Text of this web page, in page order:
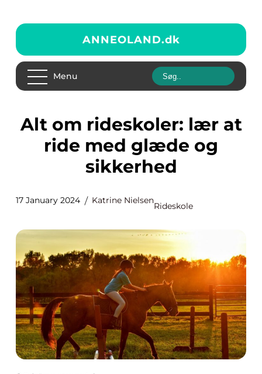
ANNEOLAND.dk
Menu
Alt om rideskoler: lær at
ride med glæde og
sikkerhed
17 January 2024 Katrine Nielsen
Rideskole